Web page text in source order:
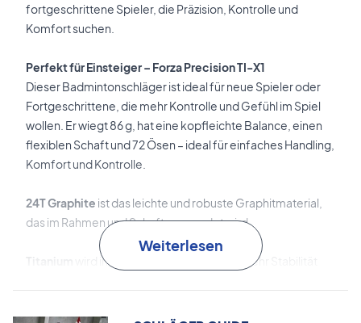
fortgeschrittene Spieler, die Präzision, Kontrolle und
Komfort suchen.
Perfekt für Einsteiger – Forza Precision TI-X1
Dieser Badmintonschläger ist ideal für neue Spieler oder
Fortgeschrittene, die mehr Kontrolle und Gefühl im Spiel
wollen. Er wiegt 86 g, hat eine kopfleichte Balance, einen
flexiblen Schaft und 72 Ösen – ideal für einfaches Handling,
Komfort und Kontrolle.
24T Graphite ist das leichte und robuste Graphitmaterial,
das im Rahmen und Schaft verwendet wird.
wird im Rahmen verwendet, um mehr Stabilität
AirFlowist die aerodynamische Technologie, die den
Weiterlesen